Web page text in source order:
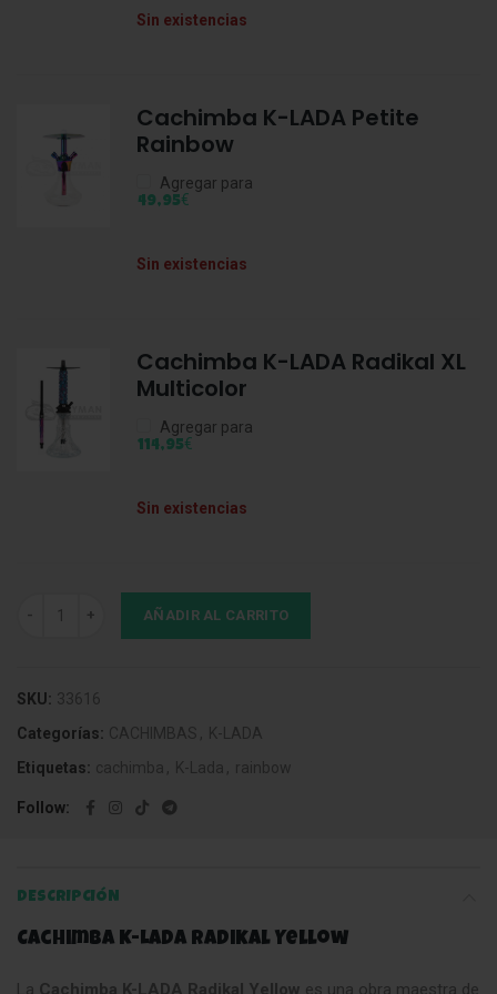
Sin existencias
Cachimba K-LADA Petite
Rainbow
Agregar para
49,95€
Sin existencias
Cachimba K-LADA Radikal XL
Multicolor
Agregar para
114,95€
Sin existencias
Cachimba K-LADA Radikal Yellow cantidad
AÑADIR AL CARRITO
SKU: 33616
Categorías: CACHIMBAS , K-LADA
Etiquetas: cachimba , K-Lada , rainbow
Follow
DESCRIPCIÓN
Cachimba K-LADA Radikal Yellow
La Cachimba K-LADA Radikal Yellow es una obra maestra de